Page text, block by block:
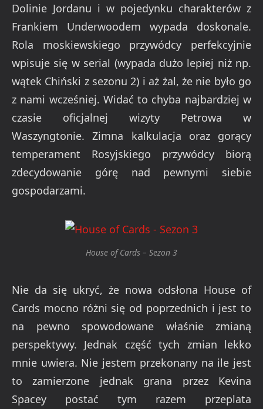
Dolinie Jordanu i w pojedynku charakterów z
Frankiem Underwoodem wypada doskonale.
Rola moskiewskiego przywódcy perfekcyjnie
wpisuje się w serial (wypada dużo lepiej niż np.
wątek Chiński z sezonu 2) i aż żal, że nie było go
z nami wcześniej. Widać to chyba najbardziej w
czasie oficjalnej wizyty Petrowa w
Waszyngtonie. Zimna kalkulacja oraz gorący
temperament Rosyjskiego przywódcy biorą
zdecydowanie górę nad pewnymi siebie
gospodarzami.
House of Cards – Sezon 3
Nie da się ukryć, że nowa odsłona House of
Cards mocno różni się od poprzednich i jest to
na pewno spowodowane właśnie zmianą
perspektywy. Jednak część tych zmian lekko
mnie uwiera. Nie jestem przekonany na ile jest
to zamierzone jednak grana przez Kevina
Spacey postać tym razem przeplata